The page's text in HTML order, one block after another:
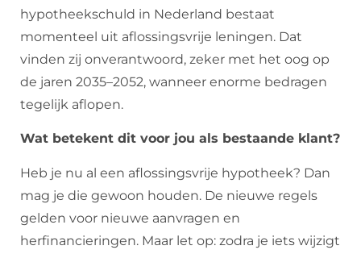
hypotheekschuld in Nederland bestaat
momenteel uit aflossingsvrije leningen. Dat
vinden zij onverantwoord, zeker met het oog op
de jaren 2035–2052, wanneer enorme bedragen
tegelijk aflopen.
Wat betekent dit voor jou als bestaande klant?
Heb je nu al een aflossingsvrije hypotheek? Dan
mag je die gewoon houden. De nieuwe regels
gelden voor nieuwe aanvragen en
herfinancieringen. Maar let op: zodra je iets wijzigt